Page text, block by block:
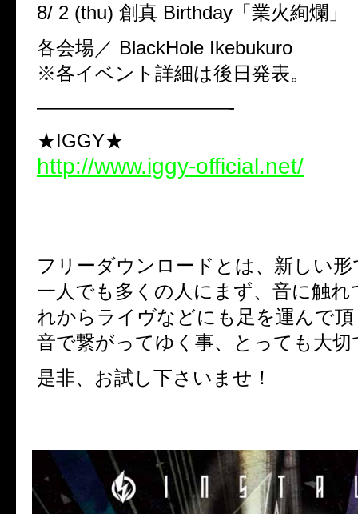
8/ 2 (thu) 創真 Birthday「業火絢爛」
各会場／ BlackHole Ikebukuro
※各イベント詳細は後日発表。
——————————-
★IGGY★
http://www.iggy-official.net/
フリーダウンロードとは、新しい
一人でも多くの人にまず、音に触れ
れからライヴなどにも足を運んで
音で繋がってゆく事、とっても大切
是非、お試し下さいませ！